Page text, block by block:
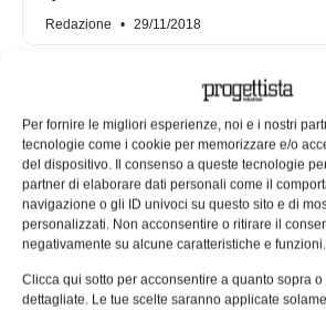
Per fornire le migliori esperienze, noi e i nostri
tecnologie come i cookie per memorizzare e/o
del dispositivo. Il consenso a queste tecnologie
partner di elaborare dati personali come il
navigazione o gli ID univoci su questo sito e di
personalizzati. Non acconsentire o ritirare il
negativamente su alcune caratteristiche e funzioni.
Clicca qui sotto per acconsentire a quanto sopra o
dettagliate. Le tue scelte saranno applicate
Redazione 29/11/2018